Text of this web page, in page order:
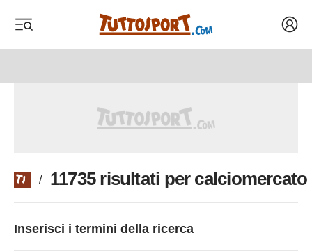
/ 11735 risultati per calciomercato
Inserisci i termini della ricerca